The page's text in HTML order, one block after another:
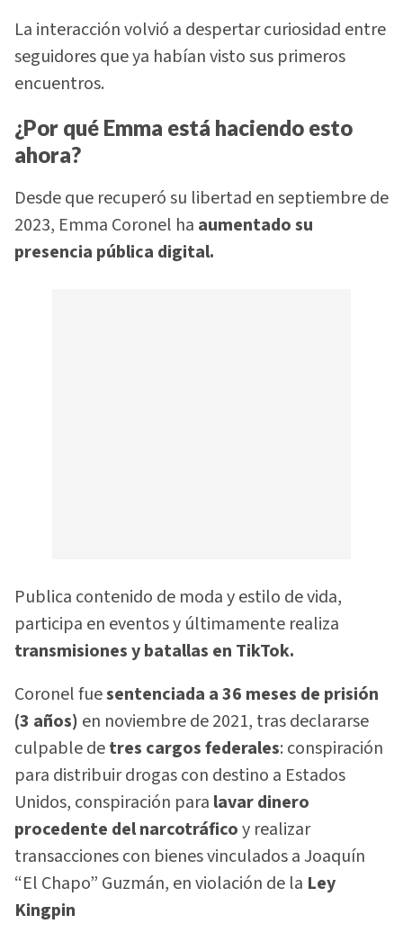
La interacción volvió a despertar curiosidad entre
seguidores que ya habían visto sus primeros
encuentros.
¿Por qué Emma está haciendo esto
ahora?
Desde que recuperó su libertad en septiembre de
2023, Emma Coronel ha aumentado su
presencia pública digital.
Publica contenido de moda y estilo de vida,
participa en eventos y últimamente realiza
transmisiones y batallas en TikTok.
Coronel fuesentenciada a 36 meses de prisión
(3 años) en noviembre de 2021, tras declararse
culpable detres cargos federales: conspiración
para distribuir drogas con destino a Estados
Unidos, conspiración para lavar dinero
procedente del narcotráficoy realizar
transacciones con bienes vinculados a Joaquín
“El Chapo” Guzmán, en violación de la Ley
Kingpin